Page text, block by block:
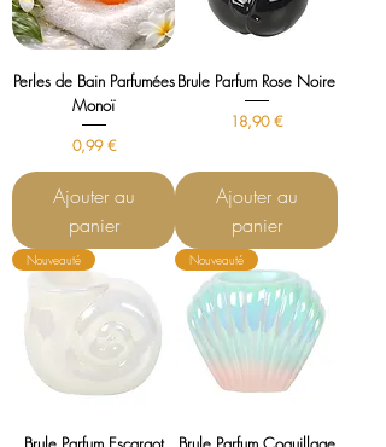
Perles de Bain Parfumées
Monoï
Prix
0,99 €
Ajouter au
panier
Brule Parfum Rose Noire
Prix
18,90 €
Ajouter au
panier
Nouveauté Nouveauté